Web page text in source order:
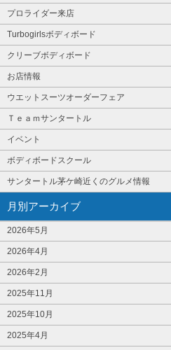
プロライダー来店
Turbogirlsボディボード
クリーブボディボード
お店情報
ウエットスーツオーダーフェア
Ｔｅａｍサンタートル
イベント
ボディボードスクール
サンタートル茅ケ崎近くのグルメ情報
月別アーカイブ
2026年5月
2026年4月
2026年2月
2025年11月
2025年10月
2025年4月